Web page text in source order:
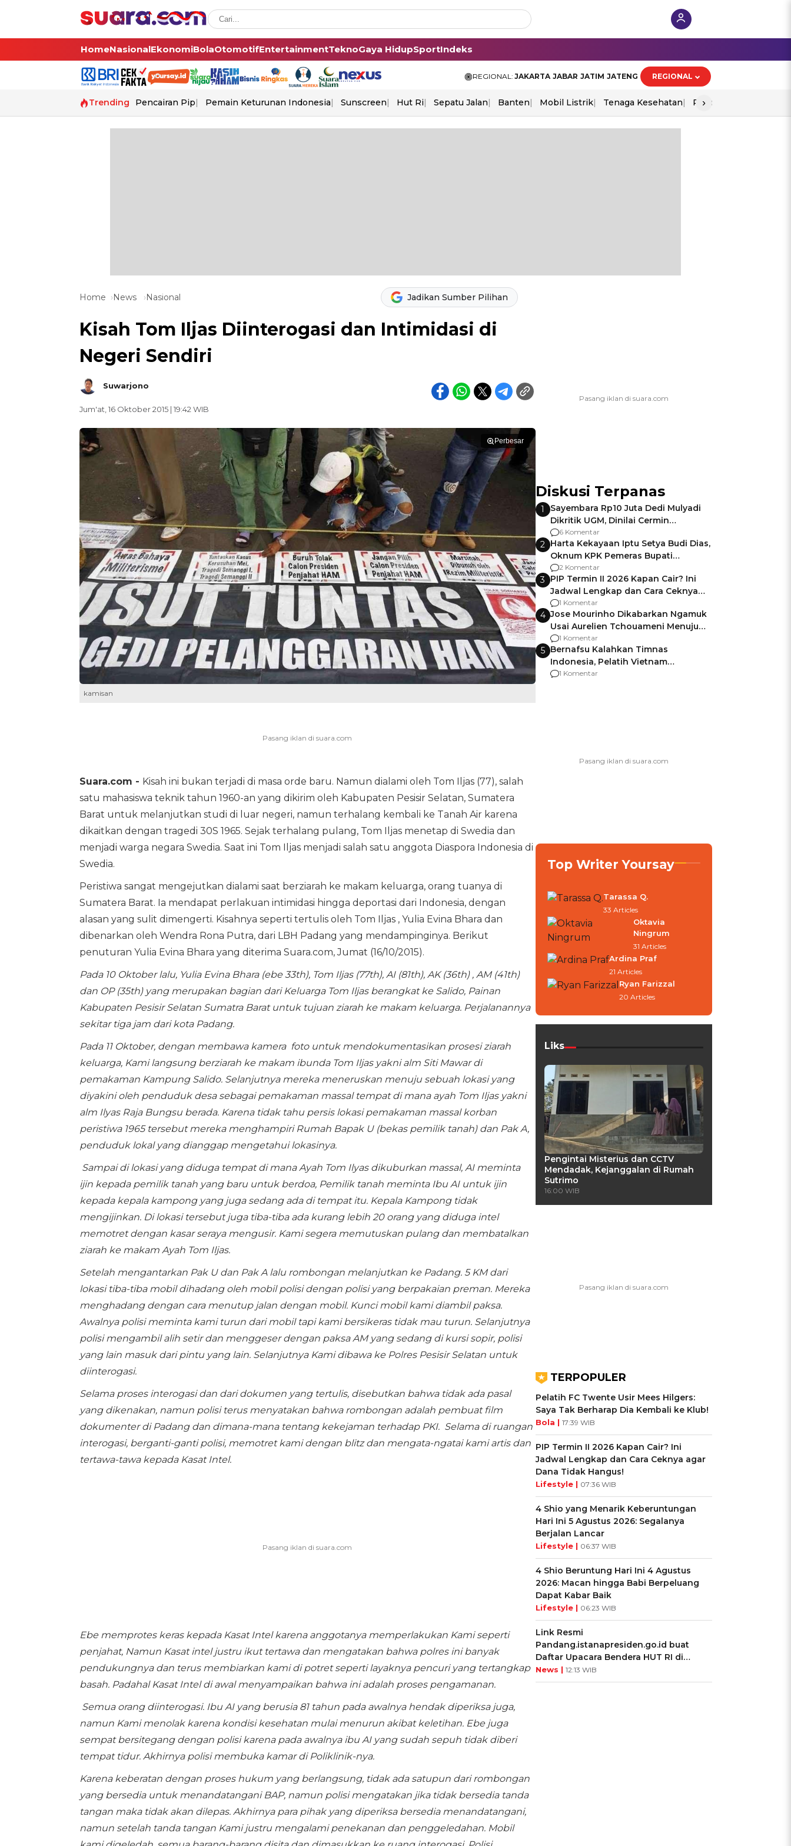
HomeNasionalEkonomiBolaOtomotifEntertainmentTeknoGaya HidupSportIndeks
REGIONAL: JAKARTA JABAR JATIM JATENG REGIONAL
Trending Pencairan Pip Pemain Keturunan Indonesia Sunscreen Hut Ri Sepatu Jalan Banten Mobil Listrik Tenaga Kesehatan Piala Aff 2026
›
Home News Nasional Jadikan Sumber Pilihan
Kisah Tom Iljas Diinterogasi dan Intimidasi di
Negeri Sendiri
Suwarjono
Jum'at, 16 Oktober 2015 | 19:42 WIB
Perbesar
kamisan
Suara.com - Kisah ini bukan terjadi di masa orde baru. Namun dialami oleh Tom Iljas (77), salah
satu mahasiswa teknik tahun 1960-an yang dikirim oleh Kabupaten Pesisir Selatan, Sumatera
Barat untuk melanjutkan studi di luar negeri, namun terhalang kembali ke Tanah Air karena
dikaitkan dengan tragedi 30S 1965. Sejak terhalang pulang, Tom Iljas menetap di Swedia dan
menjadi warga negara Swedia. Saat ini Tom Iljas menjadi salah satu anggota Diaspora Indonesia di
Swedia.
Peristiwa sangat mengejutkan dialami saat berziarah ke makam keluarga, orang tuanya di
Sumatera Barat. Ia mendapat perlakuan intimidasi hingga deportasi dari Indonesia, dengan
alasan yang sulit dimengerti. Kisahnya seperti tertulis oleh Tom Iljas , Yulia Evina Bhara dan
dibenarkan oleh Wendra Rona Putra, dari LBH Padang yang mendampinginya. Berikut
penuturan Yulia Evina Bhara yang diterima Suara.com, Jumat (16/10/2015).
Pada 10 Oktober lalu, Yulia Evina Bhara (ebe 33th), Tom Iljas (77th), AI (81th), AK (36th) , AM (41th)
dan OP (35th) yang merupakan bagian dari Keluarga Tom Iljas berangkat ke Salido, Painan
Kabupaten Pesisir Selatan Sumatra Barat untuk tujuan ziarah ke makam keluarga. Perjalanannya
sekitar tiga jam dari kota Padang.
Pada 11 Oktober, dengan membawa kamera foto untuk mendokumentasikan prosesi ziarah
keluarga, Kami langsung berziarah ke makam ibunda Tom Iljas yakni alm Siti Mawar di
pemakaman Kampung Salido. Selanjutnya mereka meneruskan menuju sebuah lokasi yang
diyakini oleh penduduk desa sebagai pemakaman massal tempat di mana ayah Tom Iljas yakni
alm Ilyas Raja Bungsu berada. Karena tidak tahu persis lokasi pemakaman massal korban
peristiwa 1965 tersebut mereka menghampiri Rumah Bapak U (bekas pemilik tanah) dan Pak A,
penduduk lokal yang dianggap mengetahui lokasinya.
Sampai di lokasi yang diduga tempat di mana Ayah Tom Ilyas dikuburkan massal, AI meminta
ijin kepada pemilik tanah yang baru untuk berdoa, Pemilik tanah meminta Ibu AI untuk ijin
kepada kepala kampong yang juga sedang ada di tempat itu. Kepala Kampong tidak
mengijinkan. Di lokasi tersebut juga tiba-tiba ada kurang lebih 20 orang yang diduga intel
memotret dengan kasar seraya mengusir. Kami segera memutuskan pulang dan membatalkan
ziarah ke makam Ayah Tom Iljas.
Setelah mengantarkan Pak U dan Pak A lalu rombongan melanjutkan ke Padang. 5 KM dari
lokasi tiba-tiba mobil dihadang oleh mobil polisi dengan polisi yang berpakaian preman. Mereka
menghadang dengan cara menutup jalan dengan mobil. Kunci mobil kami diambil paksa.
Awalnya polisi meminta kami turun dari mobil tapi kami bersikeras tidak mau turun. Selanjutnya
polisi mengambil alih setir dan menggeser dengan paksa AM yang sedang di kursi sopir, polisi
yang lain masuk dari pintu yang lain. Selanjutnya Kami dibawa ke Polres Pesisir Selatan untuk
diinterogasi.
Selama proses interogasi dan dari dokumen yang tertulis, disebutkan bahwa tidak ada pasal
yang dikenakan, namun polisi terus menyatakan bahwa rombongan adalah pembuat film
dokumenter di Padang dan dimana-mana tentang kekejaman terhadap PKI. Selama di ruangan
interogasi, berganti-ganti polisi, memotret kami dengan blitz dan mengata-ngatai kami artis dan
tertawa-tawa kepada Kasat Intel.
Ebe memprotes keras kepada Kasat Intel karena anggotanya memperlakukan Kami seperti
penjahat, Namun Kasat intel justru ikut tertawa dan mengatakan bahwa polres ini banyak
pendukungnya dan terus membiarkan kami di potret seperti layaknya pencuri yang tertangkap
basah. Padahal Kasat Intel di awal menyampaikan bahwa ini adalah proses pengamanan.
Semua orang diinterogasi. Ibu AI yang berusia 81 tahun pada awalnya hendak diperiksa juga,
namun Kami menolak karena kondisi kesehatan mulai menurun akibat keletihan. Ebe juga
sempat bersitegang dengan polisi karena pada awalnya ibu AI yang sudah sepuh tidak diberi
tempat tidur. Akhirnya polisi membuka kamar di Poliklinik-nya.
Karena keberatan dengan proses hukum yang berlangsung, tidak ada satupun dari rombongan
yang bersedia untuk menandatangani BAP, namun polisi mengatakan jika tidak bersedia tanda
tangan maka tidak akan dilepas. Akhirnya para pihak yang diperiksa bersedia menandatangani,
namun setelah tanda tangan Kami justru mengalami penekanan dan penggeledahan. Mobil
Diskusi Terpanas
1
Sayembara Rp10 Juta Dedi Mulyadi
Dikritik UGM, Dinilai Cermin
Gagalnya Negara Jamin Keamanan
6 Komentar
2 Harta Kekayaan Iptu Setya Budi Dias,
Oknum KPK Pemeras Bupati
Pemalang
2 Komentar
3 PIP Termin II 2026 Kapan Cair? Ini
Jadwal Lengkap dan Cara Ceknya
agar Dana Tidak Hangus!
1 Komentar
4 Jose Mourinho Dikabarkan Ngamuk
Usai Aurelien Tchouameni Menuju
Manchester United
1 Komentar
5 Bernafsu Kalahkan Timnas
Indonesia, Pelatih Vietnam
Berencana Pakai Jimat di Pakansari
1 Komentar
Top Writer Yoursay
Tarassa Q.
33 Articles
Oktavia
Ningrum
31 Articles
Ardina Praf
21 Articles
Ryan Farizzal
20 Articles
Liks
Pengintai Misterius dan CCTV
Mendadak, Kejanggalan di Rumah
Sutrimo
16:00 WIB
TERPOPULER
Pelatih FC Twente Usir Mees Hilgers:
Saya Tak Berharap Dia Kembali ke Klub!
Bola | 17:39 WIB
PIP Termin II 2026 Kapan Cair? Ini
Jadwal Lengkap dan Cara Ceknya agar
Dana Tidak Hangus!
Lifestyle | 07:36 WIB
4 Shio yang Menarik Keberuntungan
Hari Ini 5 Agustus 2026: Segalanya
Berjalan Lancar
Lifestyle | 06:37 WIB
4 Shio Beruntung Hari Ini 4 Agustus
2026: Macan hingga Babi Berpeluang
Dapat Kabar Baik
Lifestyle | 06:23 WIB
Link Resmi
Pandang.istanapresiden.go.id buat
Daftar Upacara Bendera HUT RI di
Istana Negara
News | 12:13 WIB